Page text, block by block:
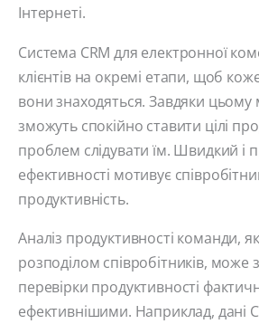
Інтернеті.
Система CRM для електронної
клієнтів на окремі етапи, щоб
вони знаходяться. Завдяки
зможуть спокійно ставити цілі
проблем слідувати їм. Швидкий і
ефективності мотивує
продуктивність.
Аналіз продуктивності команди,
розподілом співробітників, може
перевірки продуктивності
ефективнішими. Наприклад, дані